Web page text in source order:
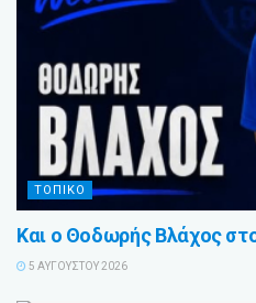
ΤΟΠΙΚΟ
Και ο Θοδωρής Βλάχος
5 ΑΥΓΟΎΣΤΟΥ 2026